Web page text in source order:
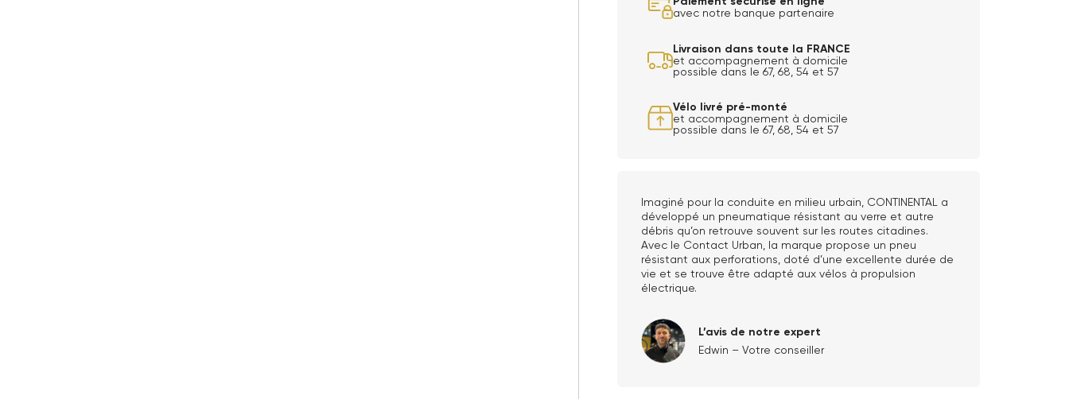
avec notre banque partenaire
Livraison dans toute la FRANCE
et accompagnement à domicile
possible dans le 67, 68, 54 et 57
Vélo livré pré-monté
et accompagnement à domicile
possible dans le 67, 68, 54 et 57
Imaginé pour la conduite en milieu urbain, CONTINENTAL a
développé un pneumatique résistant au verre et autre
débris qu’on retrouve souvent sur les routes citadines.
Avec le Contact Urban, la marque propose un pneu
résistant aux perforations, doté d’une excellente durée de
vie et se trouve être adapté aux vélos à propulsion
électrique.
L’avis de notre expert
Edwin – Votre conseiller